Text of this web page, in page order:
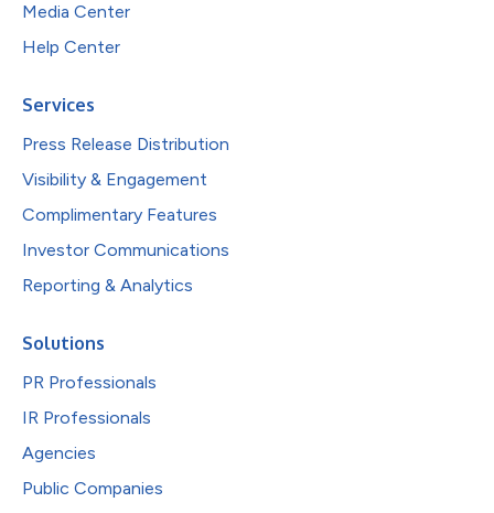
Media Center
Help Center
Services
Press Release Distribution
Visibility & Engagement
Complimentary Features
Investor Communications
Reporting & Analytics
Solutions
PR Professionals
IR Professionals
Agencies
Public Companies